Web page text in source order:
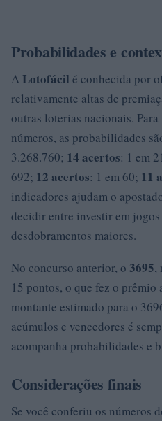
Probabilidades e
A Lotofácil é conhecida por
relativamente altas de
outras loterias nacionais.
números, as probabilidades
3.268.760; 14 acertos: 1 em
692; 12 acertos: 1 em 60; 11
indicadores ajudam o
decidir entre investir em
desdobramentos maiores.
No concurso anterior, o 3695,
15 pontos, o que fez o
montante estimado para o
acúmulos e vencedores é
acompanha probabilidades e
Considerações finais
Se você conferiu os números